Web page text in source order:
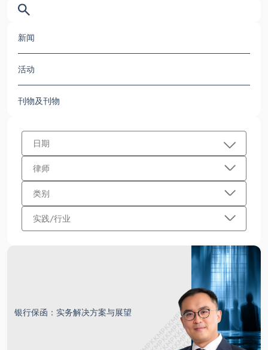
新闻
活动
刊物及刊物
日期
律师
类别
实践/行业
银行保函：实务解决方案与展望